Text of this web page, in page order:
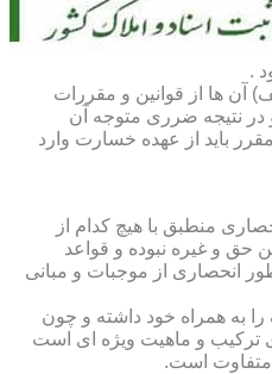
.
آن ها از قوانین و مقررات
و در نتیجه ضرری متوجه آن
باید از عهده خسارت وارد
منطبق با هیچ کدام از
حق و غیره نبوده و قواعد
انحصاری از موجبات و مبانی
به همراه خود داشته و چون
ترکیب و ماهیت ویژه ای است
متفاوت است.